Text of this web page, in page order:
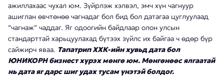
ажиллахаас чухал юм. Зүйрлэж хэлвэл, эмч хүн чагнуур
ашиглан өвчтөнөө чагнадаг бол бид бол датагаа цуглуулаад
“чагнаж” чаддаг. Яг одоогийн байдлаар олон улсын
стандарттай харьцуулахад бүтээх зүйлс их байгаа ч өдөр бүр
сайжирч яваа. Тапатрип ХХК-ийн хувьд дата бол
ЮНИКОРН бизнест хүрэх мөнгө юм. Мөнгөнөөс ялгаатай
нь дата яг дарс шиг удах тусам үнэтэй болдог.